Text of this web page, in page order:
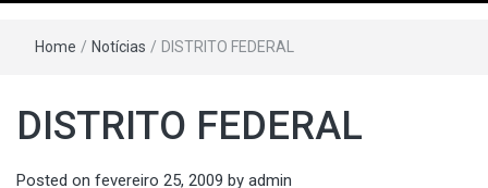
Home / Notícias / DISTRITO FEDERAL
DISTRITO FEDERAL
Posted on fevereiro 25, 2009 by admin